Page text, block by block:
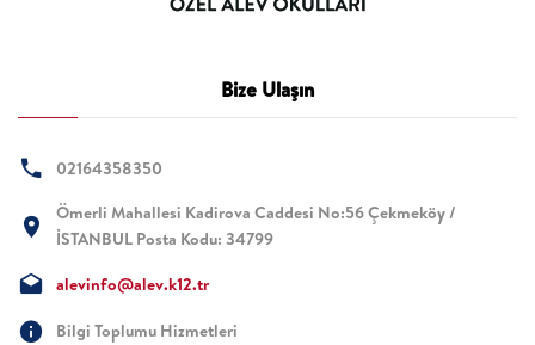
Bize Ulaşın
02164358350
Ömerli Mahallesi Kadirova Caddesi No:56 Çekmeköy /
İSTANBUL Posta Kodu: 34799
alevinfo@alev.k12.tr
Bilgi Toplumu Hizmetleri